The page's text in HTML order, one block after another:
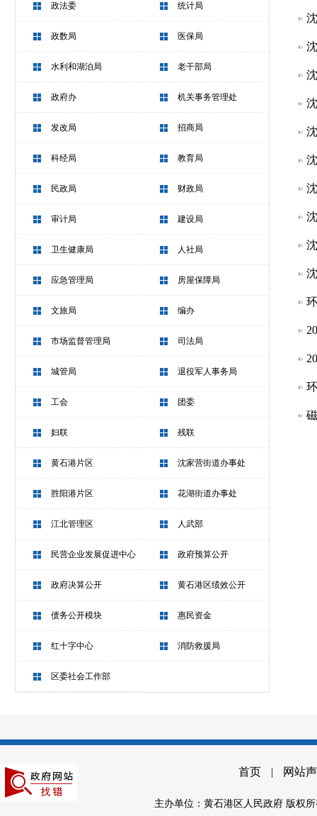
政法委 统计局
政数局 医保局
水利和湖泊局 老干部局
政府办 机关事务管理处
发改局 招商局
科经局 教育局
民政局 财政局
审计局 建设局
卫生健康局 人社局
应急管理局 房屋保障局
文旅局 编办
市场监督管理局 司法局
城管局 退役军人事务局
工会 团委
妇联 残联
黄石港片区 沈家营街道办事处
胜阳港片区 花湖街道办事处
江北管理区 人武部
民营企业发展促进中心 政府预算公开
政府决算公开 黄石港区绩效公开
债务公开模块 惠民资金
红十字中心 消防救援局
区委社会工作部
首页 | 网站
主办单位：黄石港区人民政府 版权